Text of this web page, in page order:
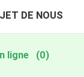
DE NOUS
ligne (0)